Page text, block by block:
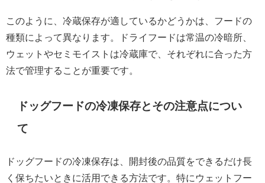
このように、冷蔵保存が適しているかどうかは、フードの
種類によって異なります。ドライフードは常温の冷暗所、
ウェットやセミモイストは冷蔵庫で、それぞれに合った方
法で管理することが重要です。
ドッグフードの冷凍保存とその注意点につい
て
ドッグフードの冷凍保存は、開封後の品質をできるだけ長
く保ちたいときに活用できる方法です。特にウェットフー